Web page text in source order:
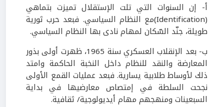
أ- إن السنوات التي تلت الإستقلال تميزت بتماهي
(Identification)مع النظام السياسي. فبعد حرب ثورية
طويلة، جنّد السّكان لمهام نادى بها النظام السياسي.
ب- بعد الإنقلاب العسكري سنة 1965، ظهرت أولى بذور
المعارضة والنقد للنظام داخل النخبة الحاكمة وامتد
ذلك لأوساط طلابية يسارية. فبعد عمليات القمع الأولى
نجحت السلطة في إمتصاص معارضيها في بداية
السبعينات ومنهجهم مهام أيديولوجية/ ثقافية.